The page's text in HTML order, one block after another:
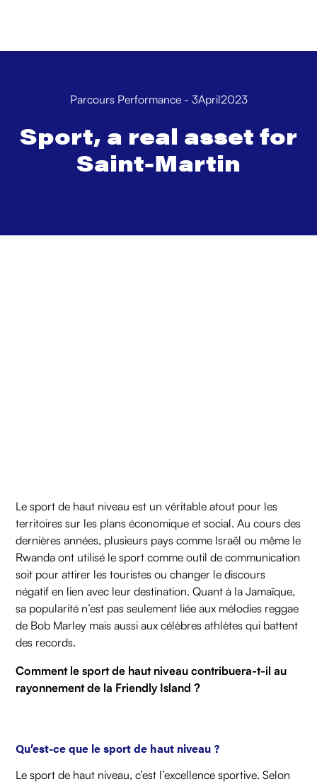
Parcours Performance - 3April2023
Sport, a real asset for
Saint-Martin
Le sport de haut niveau est un véritable atout pour les
territoires sur les plans économique et social. Au cours des
dernières années, plusieurs pays comme Israël ou même le
Rwanda ont utilisé le sport comme outil de communication
soit pour attirer les touristes ou changer le discours
négatif en lien avec leur destination. Quant à la Jamaïque,
sa popularité n’est pas seulement liée aux mélodies reggae
de Bob Marley mais aussi aux célèbres athlètes qui battent
des records.
Comment le sport de haut niveau contribuera-t-il au
rayonnement de la Friendly Island ?
Qu’est-ce que le sport de haut niveau ?
Le sport de haut niveau, c’est l’excellence sportive. Selon